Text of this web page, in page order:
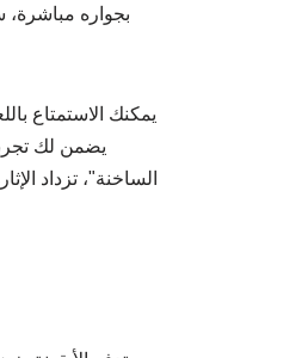
يمكنك الاستمتاع
يضمن لك
الساخنة"، تزداد